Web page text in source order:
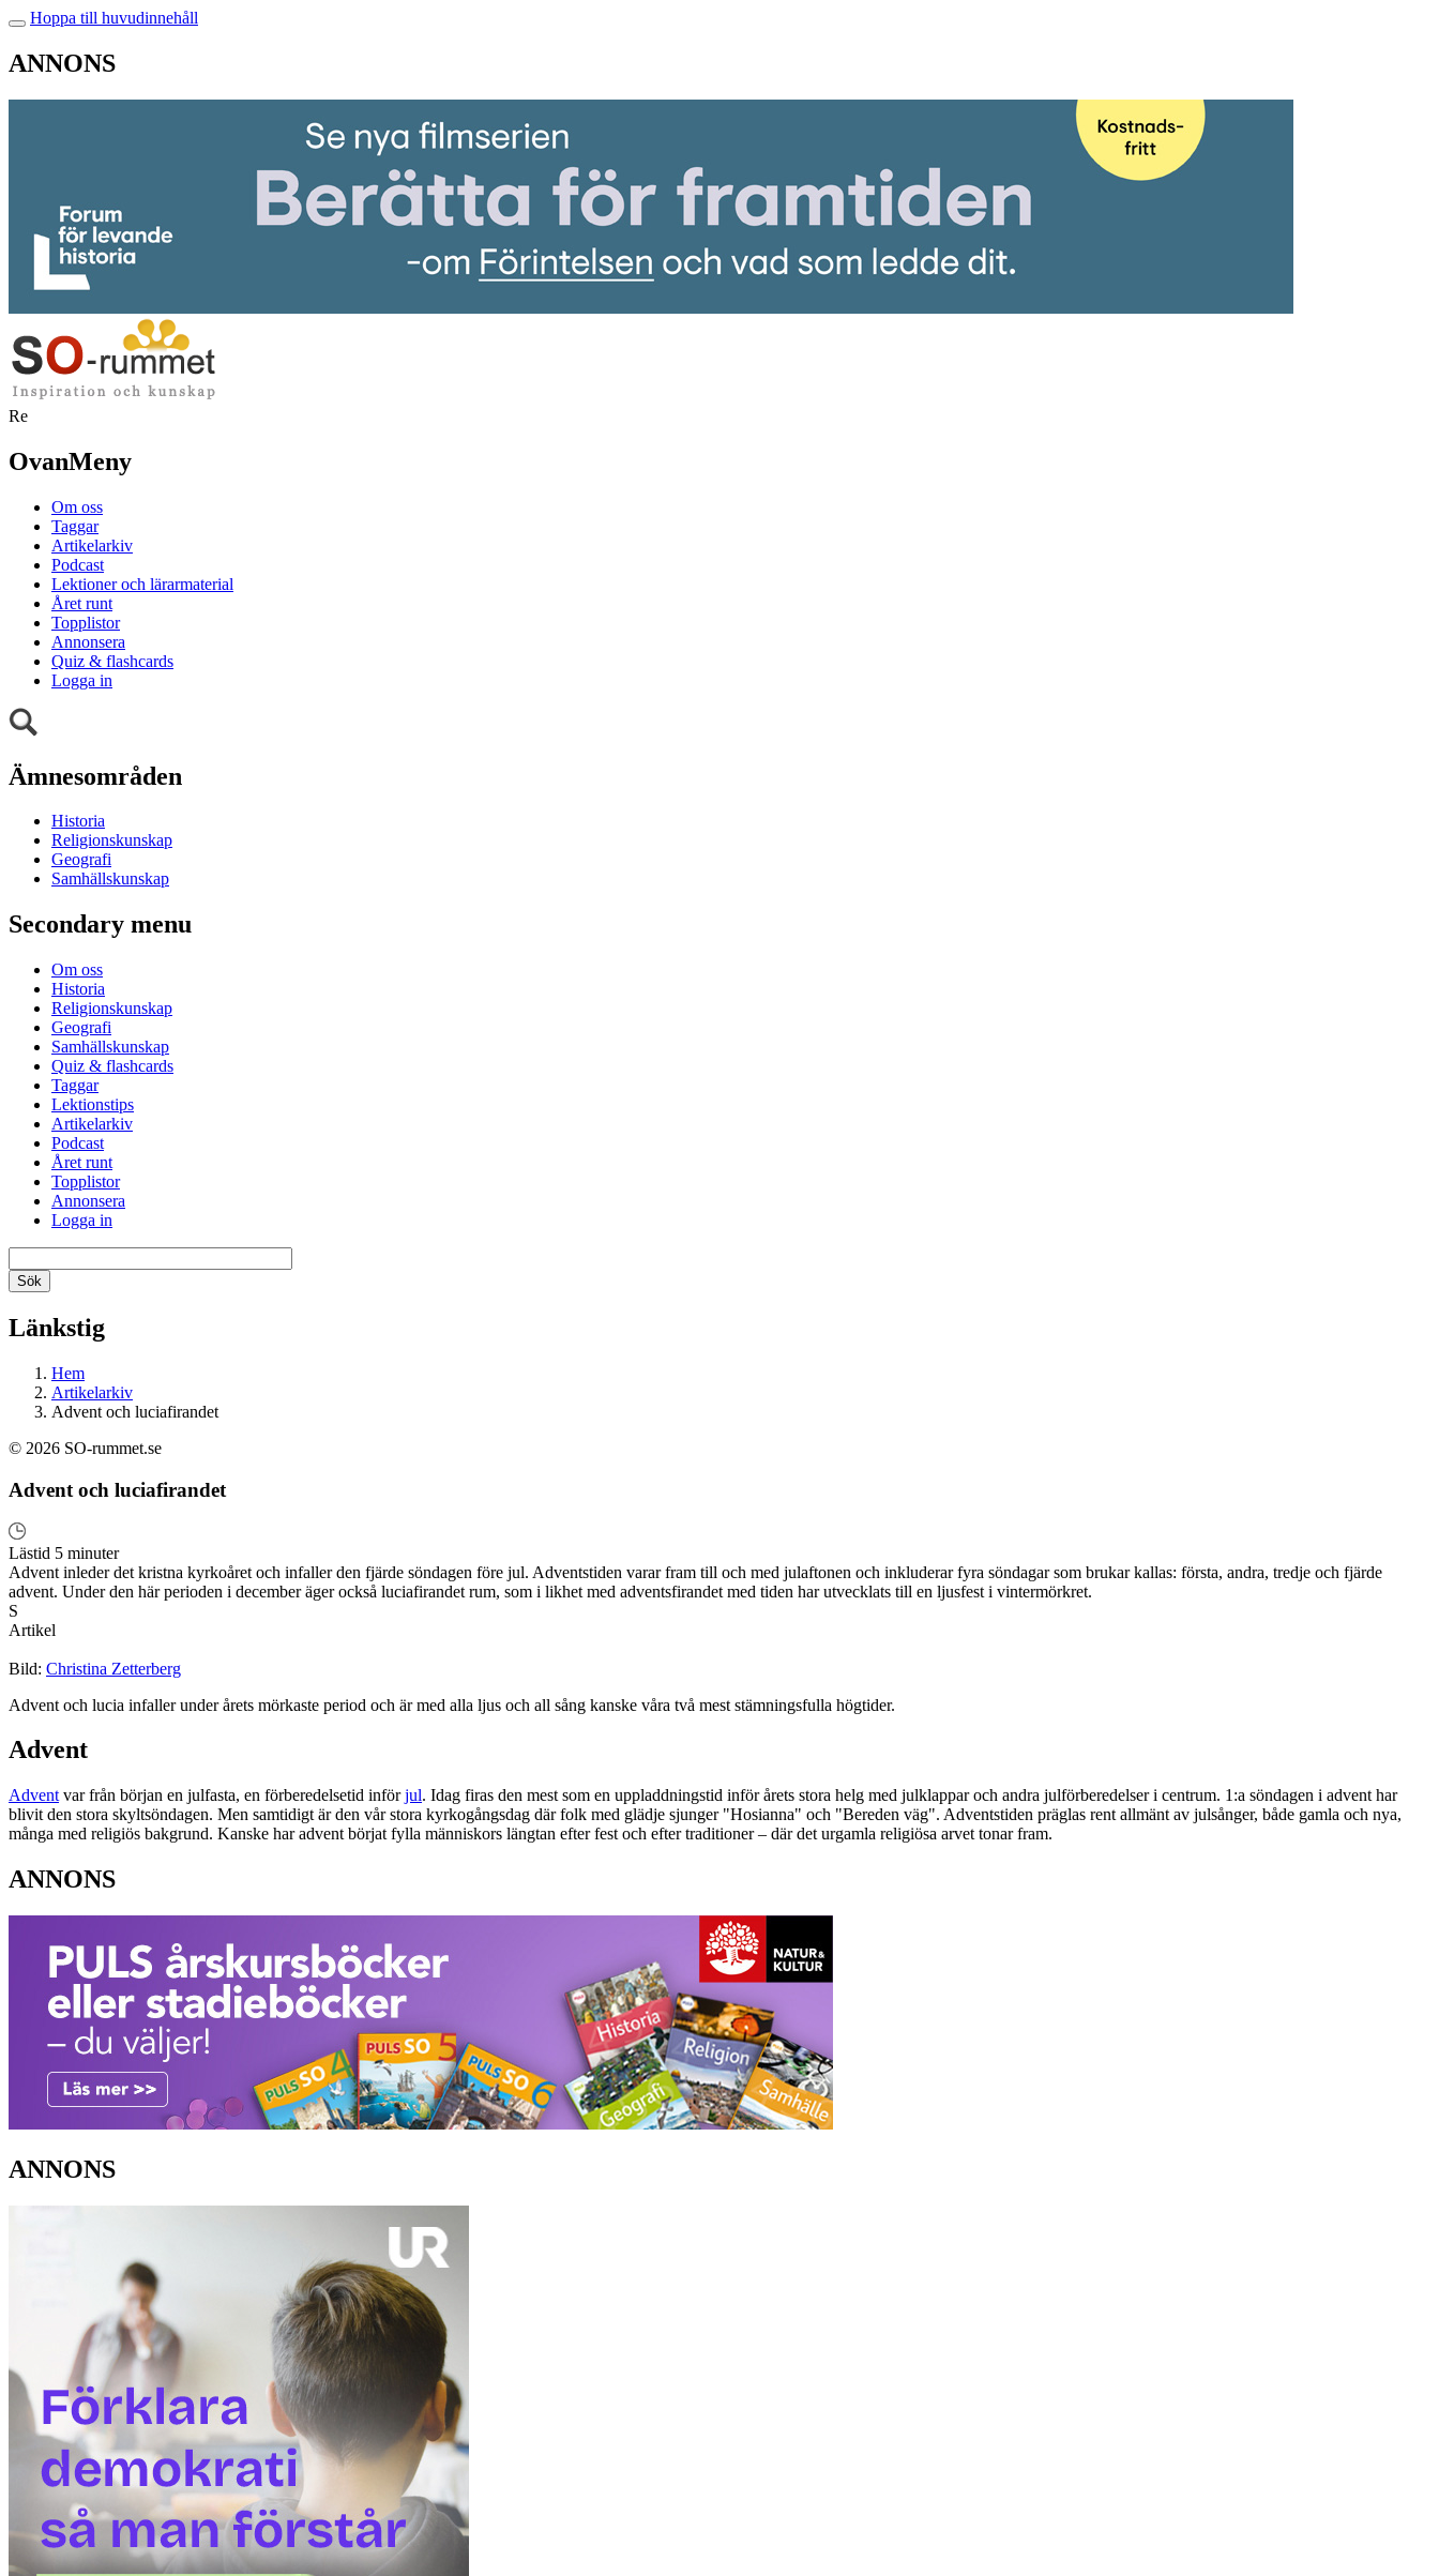
Hoppa till huvudinnehåll
ANNONS
Re
OvanMeny
Om oss
Taggar
Artikelarkiv
Podcast
Lektioner och lärarmaterial
Året runt
Topplistor
Annonsera
Quiz & flashcards
Logga in
Ämnesområden
Historia
Religionskunskap
Geografi
Samhällskunskap
Secondary menu
Om oss
Historia
Religionskunskap
Geografi
Samhällskunskap
Quiz & flashcards
Taggar
Lektionstips
Artikelarkiv
Podcast
Året runt
Topplistor
Annonsera
Logga in
Länkstig
Hem
Artikelarkiv
Advent och luciafirandet
© 2026 SO-rummet.se
Advent och luciafirandet
Lästid 5 minuter
Advent inleder det kristna kyrkoåret och infaller den fjärde söndagen före jul. Adventstiden varar fram till och med julaftonen och inkluderar fyra söndagar som brukar kallas: första, andra, tredje och fjärde
advent. Under den här perioden i december äger också luciafirandet rum, som i likhet med adventsfirandet med tiden har utvecklats till en ljusfest i vintermörkret.
S
Artikel
Bild: Christina Zetterberg
Advent och lucia infaller under årets mörkaste period och är med alla ljus och all sång kanske våra två mest stämningsfulla högtider.
Advent
Advent var från början en julfasta, en förberedelsetid införjul. Idag firas den mest som en uppladdningstid inför årets stora helg med julklappar och andra julförberedelser i centrum. 1:a söndagen i advent har
blivit den stora skyltsöndagen. Men samtidigt är den vår stora kyrkogångsdag där folk med glädje sjunger "Hosianna" och "Bereden väg". Adventstiden präglas rent allmänt av julsånger, både gamla och nya,
många med religiös bakgrund. Kanske har advent börjat fylla människors längtan efter fest och efter traditioner – där det urgamla religiösa arvet tonar fram.
ANNONS
ANNONS